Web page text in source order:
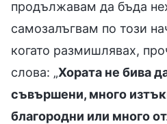
продължавам да бъда
самозалъгвам по този
когато размишлявах,
слова: „Хората не бива
съвършени, много
благородни или много